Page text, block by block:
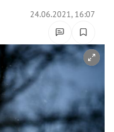
24.06.2021, 16:07